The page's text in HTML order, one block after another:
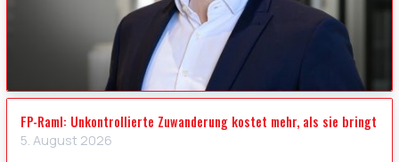
FP-Raml: Unkontrollierte Zuwanderung kostet mehr, als sie bringt
5. August 2026